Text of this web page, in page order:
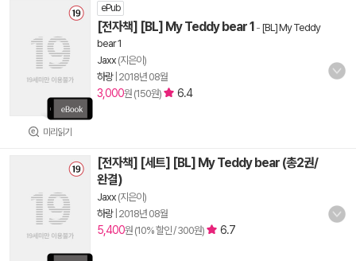
미리읽기
ePub
[전자책] [BL] My Teddy bear 1 - [BL] My Teddy
bear 1
Jaxx (지은이)
하랑| 2018년 08월
3,000원 (150원) 6.4
[전자책] [세트] [BL] My Teddy bear (총2권/
완결)
Jaxx (지은이)
하랑| 2018년 08월
5,400원 (10% 할인 / 300원) 6.7